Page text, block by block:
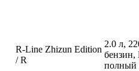
R-Line Zhizun Edition
/ R
2.0 л,
бензин,
полный